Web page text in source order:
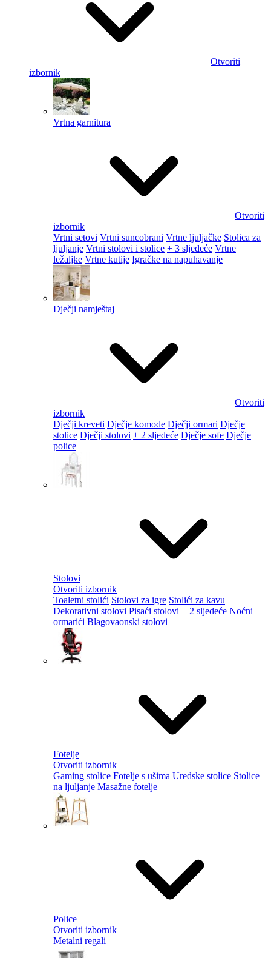
Otvoriti
izbornik
Vrtna garnitura
Otvoriti
izbornik
Vrtni setovi Vrtni suncobrani Vrtne ljuljačke Stolica za
ljuljanje Vrtni stolovi i stolice + 3 sljedeće Vrtne
ležaljke Vrtne kutije Igračke na napuhavanje
Dječji namještaj
Otvoriti
izbornik
Dječji kreveti Dječje komode Dječji ormari Dječje
stolice Dječji stolovi + 2 sljedeće Dječje sofe Dječje
police
Stolovi
Otvoriti izbornik
Toaletni stolići Stolovi za igre Stolići za kavu
Dekorativni stolovi Pisaći stolovi + 2 sljedeće Noćni
ormarići Blagovaonski stolovi
Fotelje
Otvoriti izbornik
Gaming stolice Fotelje s ušima Uredske stolice Stolice
na ljuljanje Masažne fotelje
Police
Otvoriti izbornik
Metalni regali